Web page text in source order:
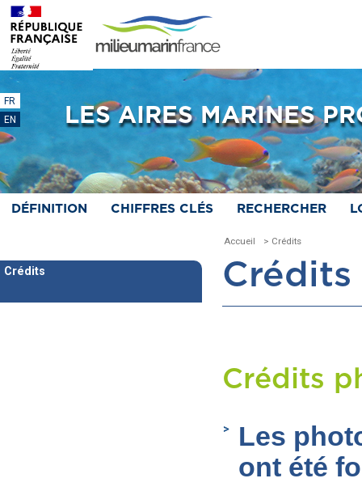
LES AIRES MARINES
FR
EN
DÉFINITION CHIFFRES CLÉS RECHERCHER
Accueil > Crédits
Crédits Crédits
Crédits
Les
ont été